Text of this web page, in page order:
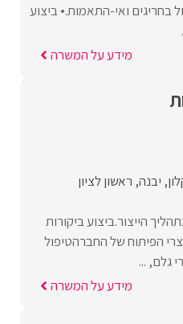
בחריגים ואי-התאמות.• ביצוע
מידע על המשרה
יבנה ראשון לציון
הייצור.ביצוע ביקורות
הפיתוח של החברהטיפול
גלם, ...
מידע על המשרה